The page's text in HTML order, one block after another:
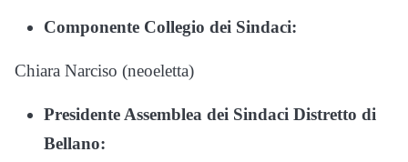
Componente Collegio dei Sindaci:
Chiara Narciso (neoeletta)
Presidente Assemblea dei Sindaci Distretto di
Bellano: